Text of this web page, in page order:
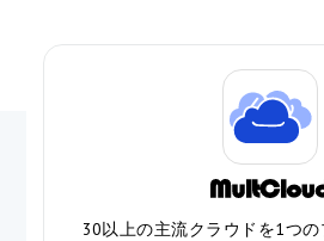
30以上の主流クラウドを1つ